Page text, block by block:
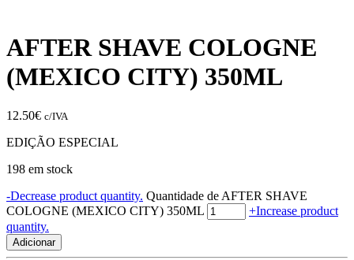
AFTER SHAVE COLOGNE
(MEXICO CITY) 350ML
12.50€ c/IVA
EDIÇÃO ESPECIAL
198 em stock
-Decrease product quantity. Quantidade de AFTER SHAVE
COLOGNE (MEXICO CITY) 350ML
+Increase product
quantity.
Adicionar